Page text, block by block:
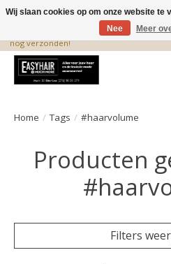
De beste produkten staan hier! Voor
nog verzonden!
Home / Tags / #haarvolume
Producten
Filters
Wij slaan cookies op om onze website te
Nee
Meer